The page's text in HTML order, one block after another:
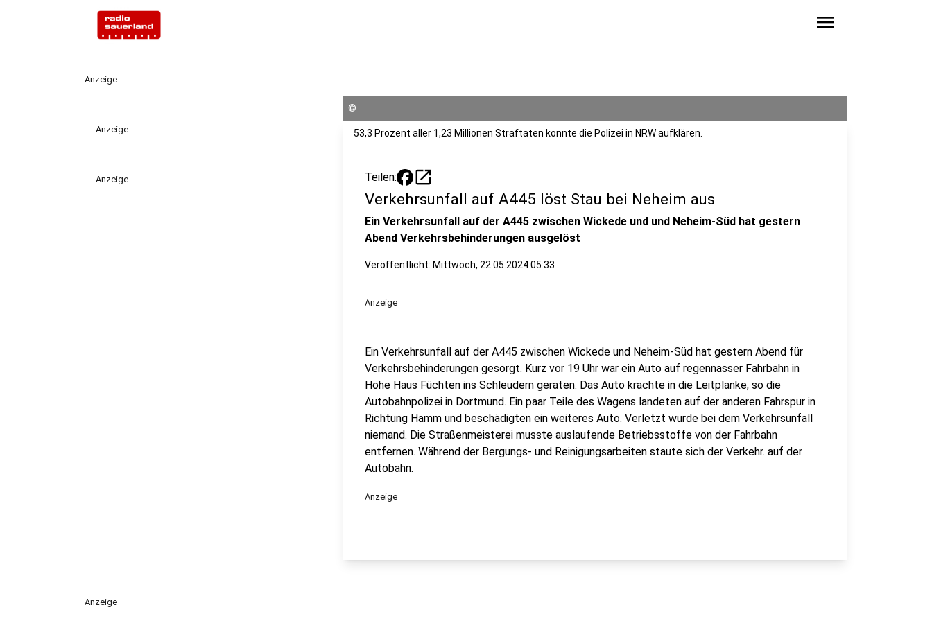
menu
Anzeige
Anzeige
Anzeige
©
53,3 Prozent aller 1,23 Millionen Straftaten konnte die Polizei in NRW aufklären.
Teilen: open_in_new
Verkehrsunfall auf A445 löst Stau bei Neheim aus
Ein Verkehrsunfall auf der A445 zwischen Wickede und und Neheim-Süd hat gestern
Abend Verkehrsbehinderungen ausgelöst
Veröffentlicht: Mittwoch, 22.05.2024 05:33
Anzeige
Ein Verkehrsunfall auf der A445 zwischen Wickede und Neheim-Süd hat gestern Abend für
Verkehrsbehinderungen gesorgt. Kurz vor 19 Uhr war ein Auto auf regennasser Fahrbahn in
Höhe Haus Füchten ins Schleudern geraten. Das Auto krachte in die Leitplanke, so die
Autobahnpolizei in Dortmund. Ein paar Teile des Wagens landeten auf der anderen Fahrspur in
Richtung Hamm und beschädigten ein weiteres Auto. Verletzt wurde bei dem Verkehrsunfall
niemand. Die Straßenmeisterei musste auslaufende Betriebsstoffe von der Fahrbahn
entfernen. Während der Bergungs- und Reinigungsarbeiten staute sich der Verkehr. auf der
Autobahn.
Anzeige
Anzeige